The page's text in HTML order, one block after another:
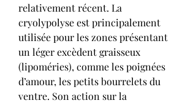
relativement récent. La
cryolypolyse est principalement
utilisée pour les zones présentant
un léger excèdent graisseux
(lipoméries), comme les poignées
d’amour, les petits bourrelets du
ventre. Son action sur la